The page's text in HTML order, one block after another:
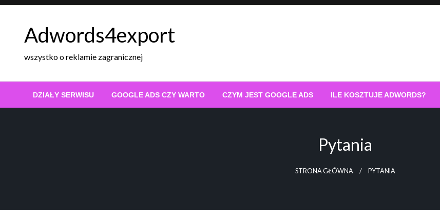
Skip
Adwords4export
wszystko o reklamie zagranicznej
DZIAŁY SERWISU GOOGLE ADS CZY WARTO CZYM JEST GOOGLE ADS ILE KOSZTUJE ADWORDS?
Pytania
STRONA GŁÓWNA PYTANIA